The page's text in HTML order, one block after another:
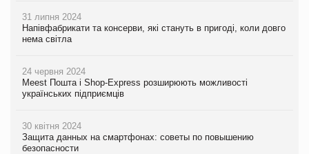
31 липня 2024
Напівфабрикати та консерви, які стануть в пригоді, коли довго
нема світла
24 червня 2024
Meest Пошта і Shop-Express розширюють можливості
українських підприємців
30 квітня 2024
Защита данных на смартфонах: советы по повышению
безопасности